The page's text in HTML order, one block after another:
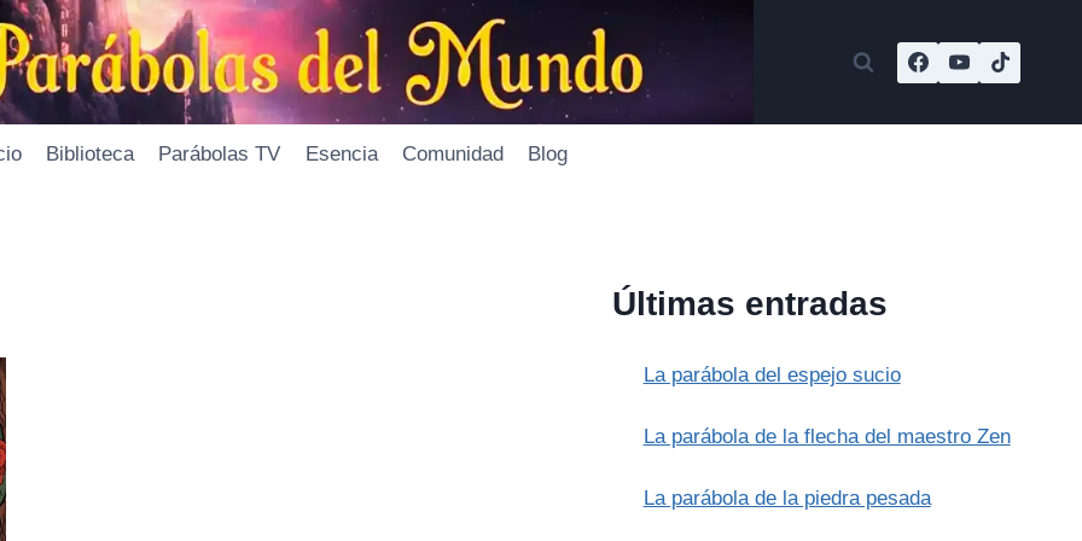
Biblioteca Parábolas TV Esencia Comunidad Blog
Últimas entradas
La parábola del espejo sucio
La parábola de la flecha del maestro Zen
La parábola de la piedra pesada